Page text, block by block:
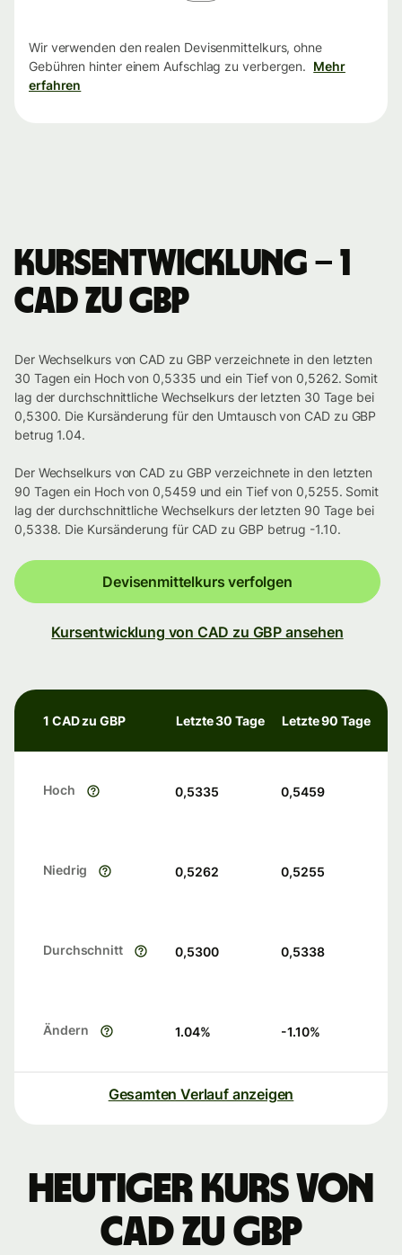
Wir verwenden den realen Devisenmittelkurs, ohne
Gebühren hinter einem Aufschlag zu verbergen. Mehr
erfahren
Kursentwicklung – 1
CAD zu GBP
Der Wechselkurs von CAD zu GBP verzeichnete in den letzten
30 Tagen ein Hoch von 0,5335 und ein Tief von 0,5262. Somit
lag der durchschnittliche Wechselkurs der letzten 30 Tage bei
0,5300. Die Kursänderung für den Umtausch von CAD zu GBP
betrug 1.04.
Der Wechselkurs von CAD zu GBP verzeichnete in den letzten
90 Tagen ein Hoch von 0,5459 und ein Tief von 0,5255. Somit
lag der durchschnittliche Wechselkurs der letzten 90 Tage bei
0,5338. Die Kursänderung für CAD zu GBP betrug -1.10.
Devisenmittelkurs verfolgen
Kursentwicklung von CAD zu GBP ansehen
1 CAD zu GBP Letzte 30 Tage Letzte 90 Tage
Hoch 0,5335 0,5459
Niedrig 0,5262 0,5255
Durchschnitt 0,5300 0,5338
Ändern 1.04% -1.10%
Gesamten Verlauf anzeigen
Heutiger Kurs von
CAD zu GBP